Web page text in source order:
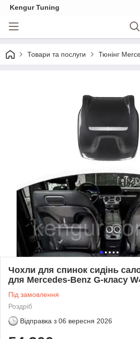
Kengur Tuning
Товари та послуги Тюнінг
Чохли для спинок сидінь
для Mercedes-Benz G-класу
Під замовлення
Роздріб
Відправка з 06 вересня 2026